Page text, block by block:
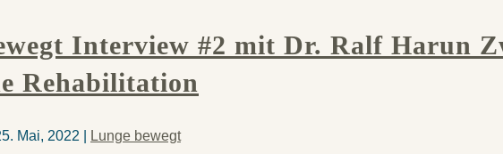
Interview #2 mit Dr. Ralf Harun
Rehabilitation
Mai, 2022 Lunge bewegt